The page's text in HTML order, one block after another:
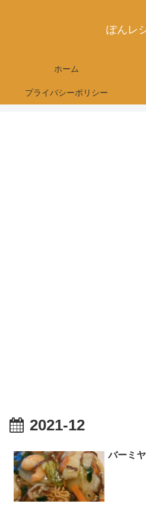
ぽんレ
ホーム
プライバシーポリシー
2021-12
バーミ